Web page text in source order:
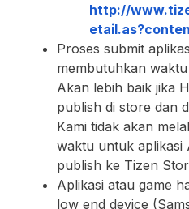
http://
Proses submit
membutuhkan
Akan lebih baik jika
publish di store dan
Kami tidak akan
waktu untuk aplikasi
publish ke Tizen
Aplikasi atau game
low end device